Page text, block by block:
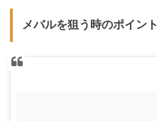
メバルを狙う時のポイント